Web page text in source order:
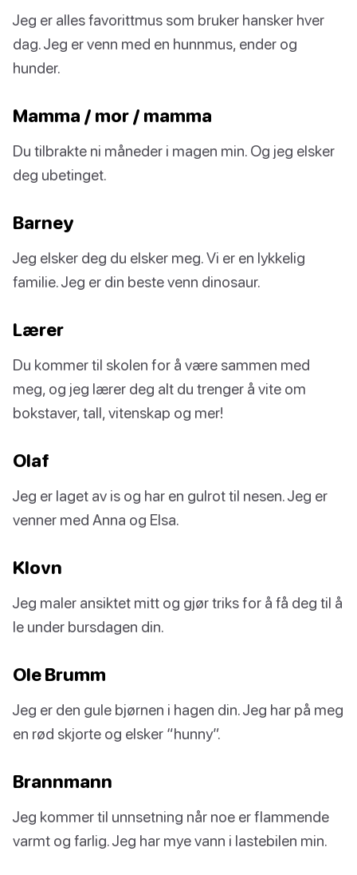
Jeg er alles favorittmus som bruker hansker hver
dag. Jeg er venn med en hunnmus, ender og
hunder.
Mamma / mor / mamma
Du tilbrakte ni måneder i magen min. Og jeg elsker
deg ubetinget.
Barney
Jeg elsker deg du elsker meg. Vi er en lykkelig
familie. Jeg er din beste venn dinosaur.
Lærer
Du kommer til skolen for å være sammen med
meg, og jeg lærer deg alt du trenger å vite om
bokstaver, tall, vitenskap og mer!
Olaf
Jeg er laget av is og har en gulrot til nesen. Jeg er
venner med Anna og Elsa.
Klovn
Jeg maler ansiktet mitt og gjør triks for å få deg til å
le under bursdagen din.
Ole Brumm
Jeg er den gule bjørnen i hagen din. Jeg har på meg
en rød skjorte og elsker “hunny”.
Brannmann
Jeg kommer til unnsetning når noe er flammende
varmt og farlig. Jeg har mye vann i lastebilen min.